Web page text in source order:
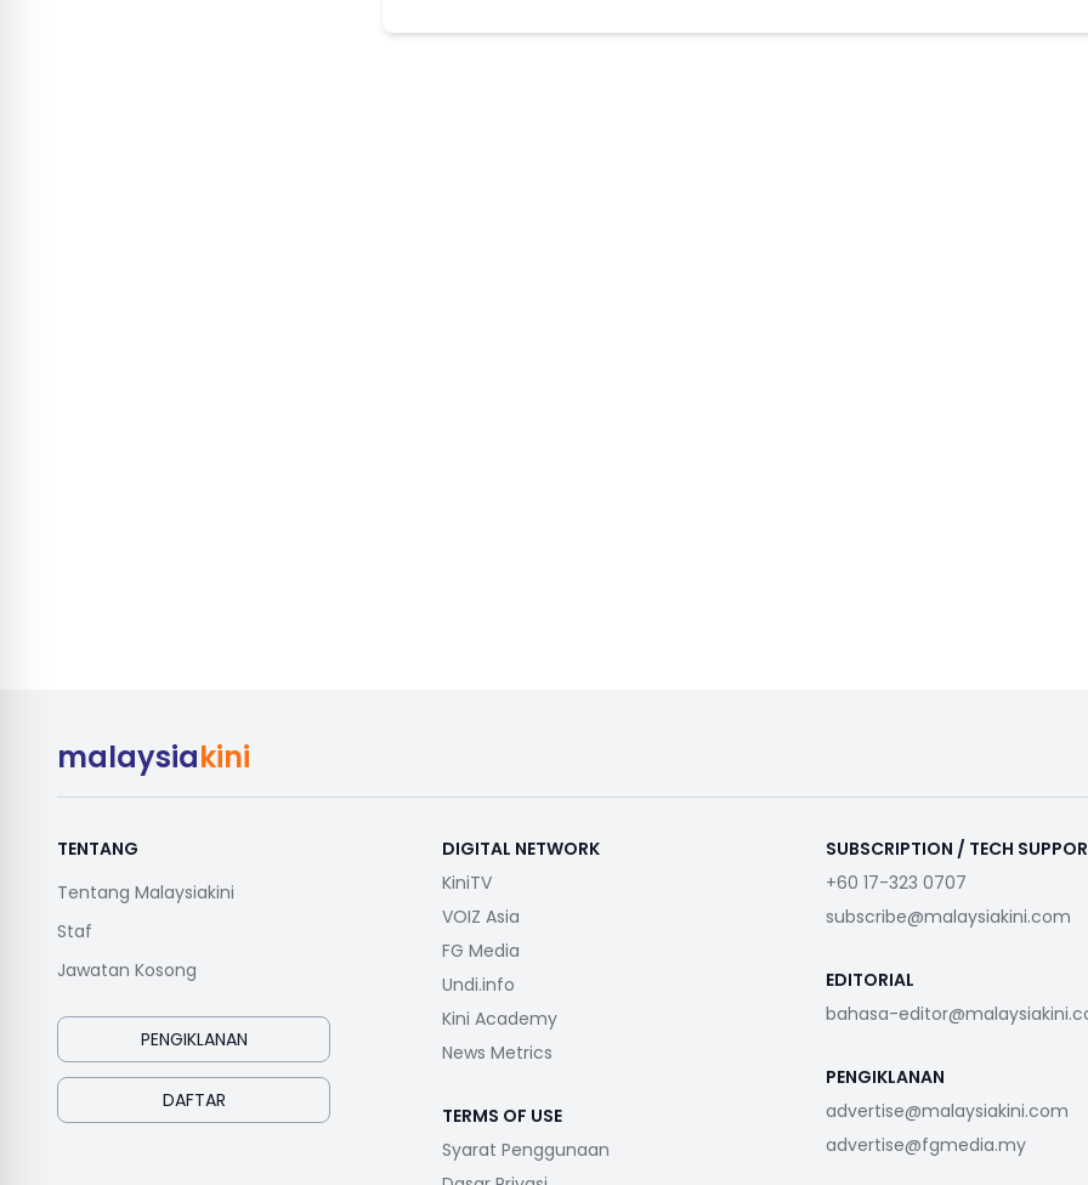
malaysiakini
TENTANG
Tentang Malaysiakini
Staf
Jawatan Kosong
PENGIKLANAN
DAFTAR
DIGITAL NETWORK
KiniTV
VOIZ Asia
FG Media
Undi.info
Kini Academy
News Metrics
TERMS OF USE
Syarat Penggunaan
SUBSCRIPTION / TECH
+60 17-323 0707
subscribe@malaysiakini.com
EDITORIAL
bahasa-
PENGIKLANAN
advertise@malaysiakini.com
advertise@fgmedia.my